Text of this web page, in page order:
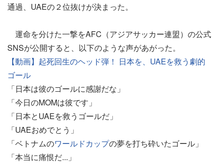
通過、UAEの２位抜けが決まった。
運命を分けた一撃をAFC（アジアサッカー連盟）の公式
SNSが公開すると、以下のような声があがった。
【動画】起死回生のヘッド弾！ 日本を、UAEを救う劇的
ゴール
「日本は彼のゴールに感謝だな」
「今日のMOMは彼です」
「日本とUAEを救うゴールだ」
「UAEおめでとう」
「ベトナムのワールドカップの夢を打ち砕いたゴール」
「本当に痛恨だ...」